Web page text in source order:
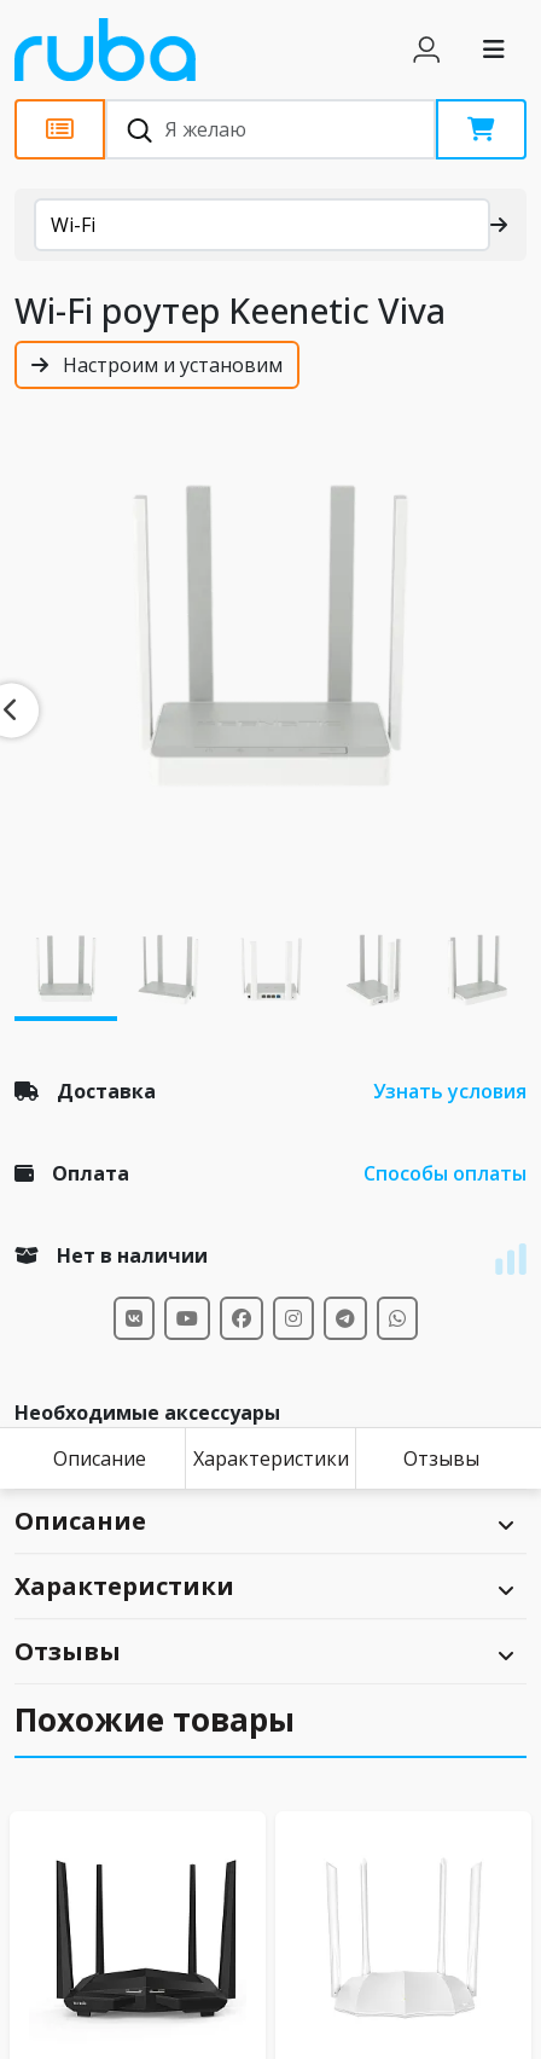
Каталог
Wi-Fi
Wi-Fi роутер Keenetic Viva
Настроим и установим
Доставка Узнать условия
Оплата Способы оплаты
Нет в наличии
Необходимые аксессуары
Описание
Характеристики Отзывы
Описание
Характеристики
Отзывы
Похожие товары